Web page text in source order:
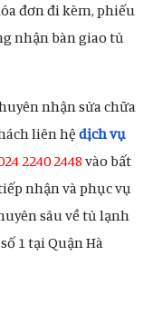
đơn đi kèm, phiếu
nhận bàn giao tủ
nhận sửa chữa
liên hệ dịch vụ
2240 2448 vào bất
nhận và phục vụ
sâu về tủ lạnh
1 tại Quận Hà